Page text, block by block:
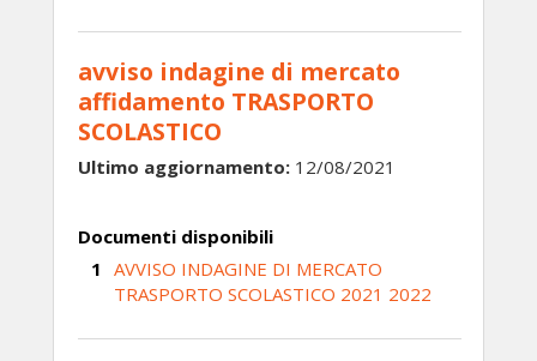
avviso indagine di mercato
affidamento TRASPORTO
SCOLASTICO
Ultimo aggiornamento: 12/08/2021
Documenti disponibili
AVVISO INDAGINE DI MERCATO
TRASPORTO SCOLASTICO 2021 2022